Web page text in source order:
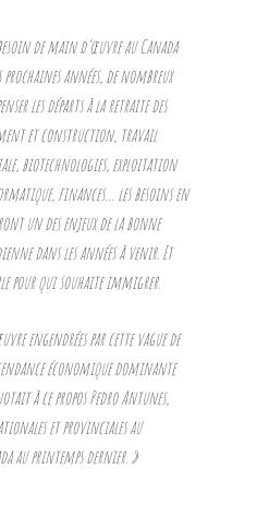
de main d’œuvre au Canada
années, de nombreux
les départs à la retraite des
et construction, travail
biotechnologies, exploitation
finances… les besoins en
un des enjeux de la bonne
dans les années à venir. Et
pour qui souhaite immigrer.
engendrées par cette vague de
économique dominante
à ce propos Pedro Antunes,
et provinciales au
au printemps dernier. »